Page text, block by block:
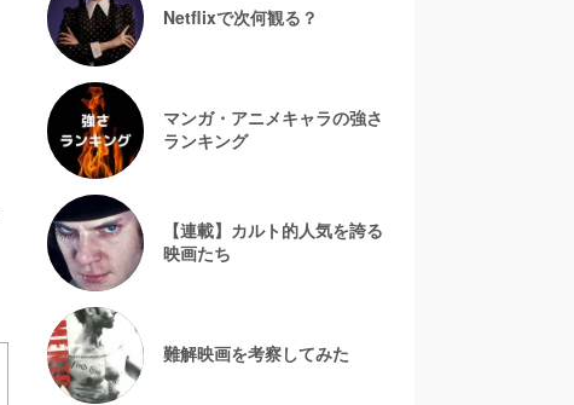
Netflixで次何観る？
マンガ・アニメキャラの強さ
ランキング
【連載】カルト的人気を誇る
映画たち
難解映画を考察してみた